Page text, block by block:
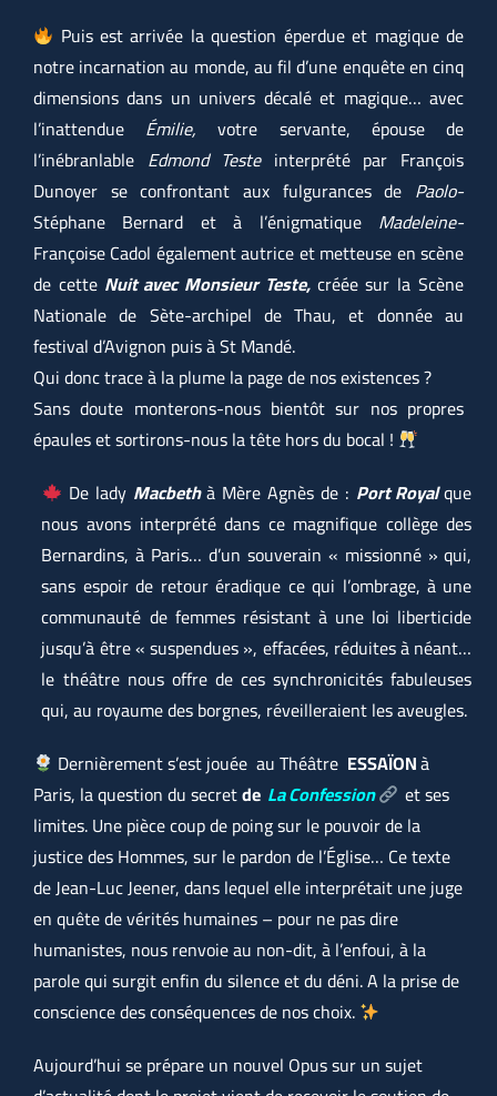
Puis est arrivée la question éperdue et magique de
notre incarnation au monde, au fil d’une enquête en cinq
dimensions dans un univers décalé et magique… avec
l’inattendue Émilie, votre servante, épouse de
l’inébranlable Edmond Testeinterprété par François
Dunoyer se confrontant aux fulgurances de Paolo-
Stéphane Bernard et à l’énigmatique Madeleine-
Françoise Cadol également autrice et metteuse en scène
de cetteNuit avec Monsieur Teste, créée sur la Scène
Nationale de Sète-archipel de Thau, et donnée au
festival d’Avignon puis à St Mandé.
Qui donc trace à la plume la page de nos existences ?
Sans doute monterons-nous bientôt sur nos propres
épaules et sortirons-nous la tête hors du bocal !
De lady Macbethà Mère Agnès de : Port Royalque
nous avons interprété dans ce magnifique collège des
Bernardins, à Paris… d’un souverain « missionné » qui,
sans espoir de retour éradique ce qui l’ombrage, à une
communauté de femmes résistant à une loi liberticide
jusqu’à être « suspendues », effacées, réduites à néant…
le théâtre nous offre de ces synchronicités fabuleuses
qui, au royaume des borgnes, réveilleraient les aveugles.
Dernièrement s’est jouée au Théâtre ESSAÏONà
Paris, la question du secretde La Confession
et ses
limites. Une pièce coup de poing sur le pouvoir de la
justice des Hommes, sur le pardon de l’Église… Ce texte
de Jean-Luc Jeener, dans lequel elle interprétait une juge
en quête de vérités humaines – pour ne pas dire
humanistes, nous renvoie au non-dit, à l’enfoui, à la
parole qui surgit enfin du silence et du déni. A la prise de
conscience des conséquences de nos choix.
Aujourd’hui se prépare un nouvel Opus sur un sujet